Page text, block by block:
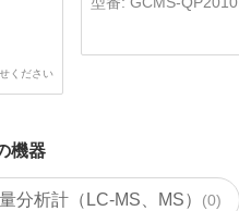
ください
機器
分析計（LC-MS、MS） (0)